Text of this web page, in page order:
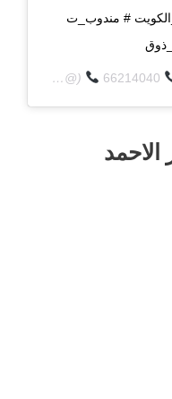
# مندوب_ت
(@q8deliverycom) on